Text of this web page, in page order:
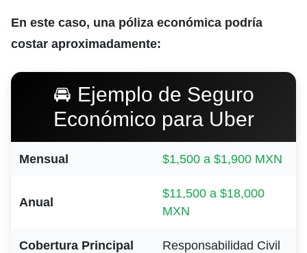
En este caso, una póliza económica podría
costar aproximadamente:
🚘 Ejemplo de Seguro
Económico para Uber
Mensual $1,500 a $1,900 MXN
Anual
$11,500 a $18,000
MXN
Cobertura Principal Responsabilidad Civil